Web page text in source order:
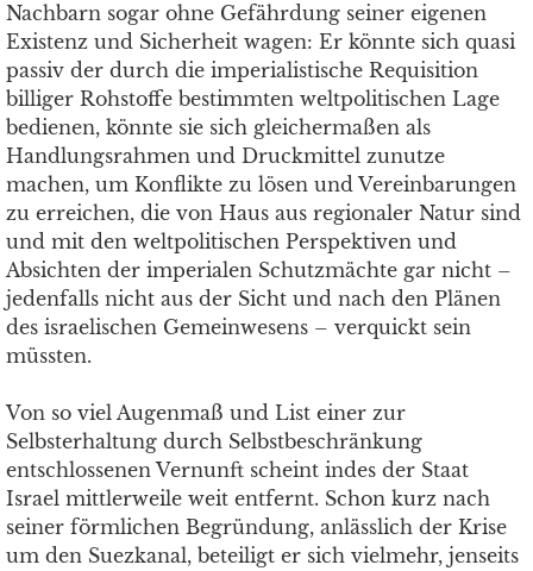
Nachbarn sogar ohne Gefährdung seiner eigenen
Existenz und Sicherheit wagen: Er könnte sich quasi
passiv der durch die imperialistische Requisition
billiger Rohstoffe bestimmten weltpolitischen Lage
bedienen, könnte sie sich gleichermaßen als
Handlungsrahmen und Druckmittel zunutze
machen, um Konflikte zu lösen und Vereinbarungen
zu erreichen, die von Haus aus regionaler Natur sind
und mit den weltpolitischen Perspektiven und
Absichten der imperialen Schutzmächte gar nicht –
jedenfalls nicht aus der Sicht und nach den Plänen
des israelischen Gemeinwesens – verquickt sein
müssten.
Von so viel Augenmaß und List einer zur
Selbsterhaltung durch Selbstbeschränkung
entschlossenen Vernunft scheint indes der Staat
Israel mittlerweile weit entfernt. Schon kurz nach
seiner förmlichen Begründung, anlässlich der Krise
um den Suezkanal, beteiligt er sich vielmehr, jenseits